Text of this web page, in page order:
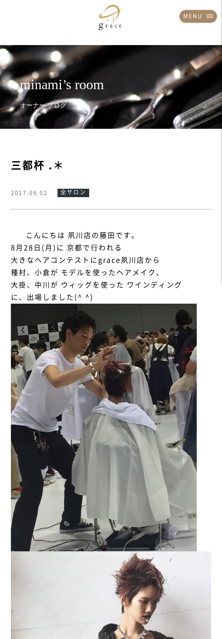
MENU
三都杯 .＊
2017.09.02 全サロン
こんにちは 夙川店の藤田です。
8月28日(月)に 京都で行われる
大きなヘアコンテストにgrace夙川店から
種村、小倉が モデルを使ったヘアメイク、
大掛、中川が ウィッグを使った ワインディング
に、出場しました(^ ^)